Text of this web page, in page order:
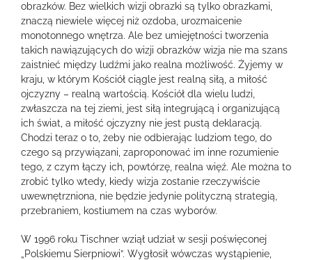
obrazków. Bez wielkich wizji obrazki są tylko obrazkami,
znaczą niewiele więcej niż ozdoba, urozmaicenie
monotonnego wnętrza. Ale bez umiejętności tworzenia
takich nawiązujących do wizji obrazków wizja nie ma szans
zaistnieć między ludźmi jako realna możliwość. Żyjemy w
kraju, w którym Kościół ciągle jest realną siłą, a miłość
ojczyzny – realną wartością. Kościół dla wielu ludzi,
zwłaszcza na tej ziemi, jest siłą integrującą i organizującą
ich świat, a miłość ojczyzny nie jest pustą deklaracją.
Chodzi teraz o to, żeby nie odbierając ludziom tego, do
czego są przywiązani, zaproponować im inne rozumienie
tego, z czym łączy ich, powtórzę, realna więź. Ale można to
zrobić tylko wtedy, kiedy wizja zostanie rzeczywiście
uwewnętrzniona, nie będzie jedynie polityczną strategią,
przebraniem, kostiumem na czas wyborów.
W 1996 roku Tischner wziął udział w sesji poświęconej
„Polskiemu Sierpniowi”. Wygłosił wówczas wystąpienie,